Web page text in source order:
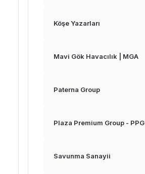
Köşe Yazarları
Mavi Gök Havacılık | MGA
Paterna Group
Plaza Premium Group - PPG
Savunma Sanayii